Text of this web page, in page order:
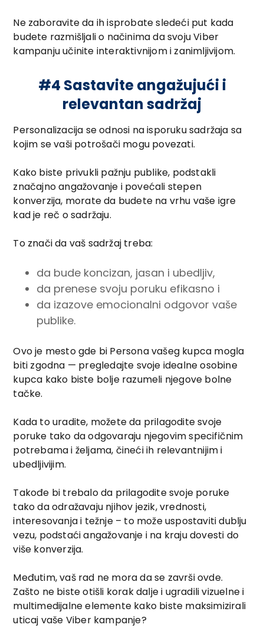
Ne zaboravite da ih isprobate sledeći put kada
budete razmišljali o načinima da svoju Viber
kampanju učinite interaktivnijom i zanimljivijom.
#4 Sastavite angažujući i
relevantan sadržaj
Personalizacija se odnosi na isporuku sadržaja sa
kojim se vaši potrošači mogu povezati.
Kako biste privukli pažnju publike, podstakli
značajno angažovanje i povećali stepen
konverzija, morate da budete na vrhu vaše igre
kad je reč o sadržaju.
To znači da vaš sadržaj treba:
da bude koncizan, jasan i ubedljiv,
da prenese svoju poruku efikasno i
da izazove emocionalni odgovor vaše
publike.
Ovo je mesto gde bi Persona vašeg kupca mogla
biti zgodna — pregledajte svoje idealne osobine
kupca kako biste bolje razumeli njegove bolne
tačke.
Kada to uradite, možete da prilagodite svoje
poruke tako da odgovaraju njegovim specifičnim
potrebama i željama, čineći ih relevantnijim i
ubedljivijim.
Takođe bi trebalo da prilagodite svoje poruke
tako da odražavaju njihov jezik, vrednosti,
interesovanja i težnje – to može uspostaviti dublju
vezu, podstaći angažovanje i na kraju dovesti do
više konverzija.
Međutim, vaš rad ne mora da se završi ovde.
Zašto ne biste otišli ​​korak dalje i ugradili vizuelne i
multimedijalne elemente kako biste maksimizirali
uticaj vaše Viber kampanje?